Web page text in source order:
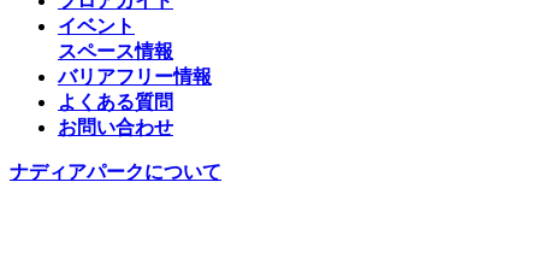
イベント
スペース情報
バリアフリー情報
よくある質問
お問い合わせ
ナディアパークについて